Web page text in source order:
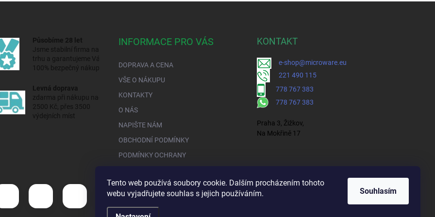
Tento web používá soubory cookie. Dalším procházením tohoto
webu vyjadřujete souhlas s jejich používáním.
Souhlasím
Působíme 28 let
Jsme stabilní firma na
trhu a garantujeme Vám
100% bezpečný nákup.
Levná doprava
zdarma při nákupu nad
2500 Kč, přes 3500
výdejních míst
INFORMACE PRO VÁS
DOPRAVA A CENA
VŠE O NÁKUPU
KONTAKTY
O NÁS
NAPIŠTE NÁM
OBCHODNÍ PODMÍNKY
PODMÍNKY OCHRANY
KONTAKT
e-shop@microware.eu
221 490 115
778 767 383
778 767 383
Praha 3, Žižkov,
Na Mokřině 17